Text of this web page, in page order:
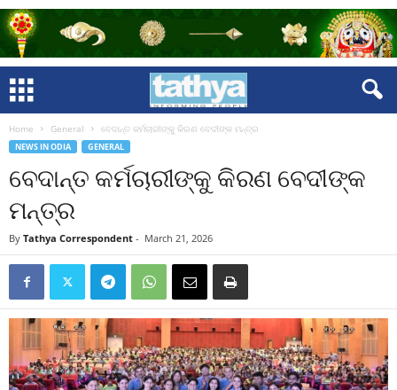
Home General ବେଦାନ୍ତ କର୍ମଚାରୀଙ୍କୁ କିରଣ ବେଦୀଙ୍କ ମନ୍ତ୍ର
NEWS IN ODIA GENERAL
ବେଦାନ୍ତ କର୍ମଚାରୀଙ୍କୁ କିରଣ ବେଦୀଙ୍କ
ମନ୍ତ୍ର
By Tathya Correspondent - March 21, 2026